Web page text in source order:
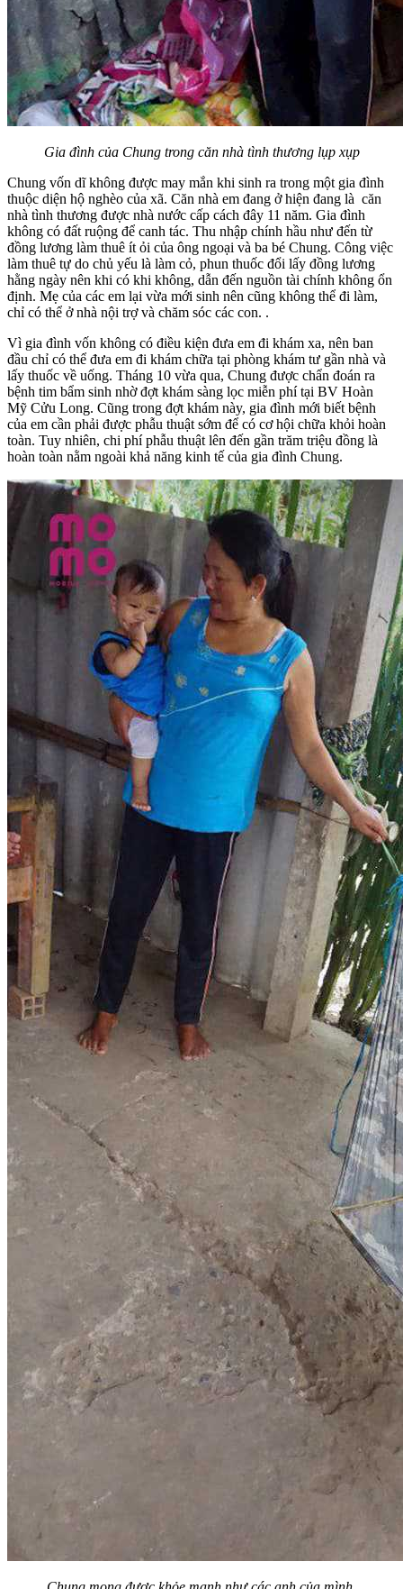
Gia đình của Chung trong căn nhà tình thương lụp xụp
Chung vốn dĩ không được may mắn khi sinh ra trong một gia đình
thuộc diện hộ nghèo của xã. Căn nhà em đang ở hiện đang là căn
nhà tình thương được nhà nước cấp cách đây 11 năm. Gia đình
không có đất ruộng để canh tác. Thu nhập chính hầu như đến từ
đồng lương làm thuê ít ỏi của ông ngoại và ba bé Chung. Công việc
làm thuê tự do chủ yếu là làm cỏ, phun thuốc đổi lấy đồng lương
hằng ngày nên khi có khi không, dẫn đến nguồn tài chính không ổn
định. Mẹ của các em lại vừa mới sinh nên cũng không thể đi làm,
chỉ có thể ở nhà nội trợ và chăm sóc các con. .
Vì gia đình vốn không có điều kiện đưa em đi khám xa, nên ban
đầu chỉ có thể đưa em đi khám chữa tại phòng khám tư gần nhà và
lấy thuốc về uống. Tháng 10 vừa qua, Chung được chẩn đoán ra
bệnh tim bẩm sinh nhờ đợt khám sàng lọc miễn phí tại BV Hoàn
Mỹ Cửu Long. Cũng trong đợt khám này, gia đình mới biết bệnh
của em cần phải được phẫu thuật sớm để có cơ hội chữa khỏi hoàn
toàn. Tuy nhiên, chi phí phẫu thuật lên đến gần trăm triệu đồng là
hoàn toàn nằm ngoài khả năng kinh tế của gia đình Chung.